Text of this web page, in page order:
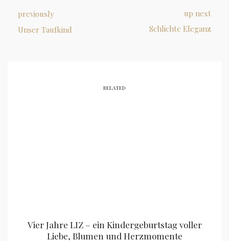
previously
Unser Taufkind
up next
Schlichte Eleganz
RELATED
Vier Jahre LIZ – ein Kindergeburtstag voller
Liebe, Blumen und Herzmomente